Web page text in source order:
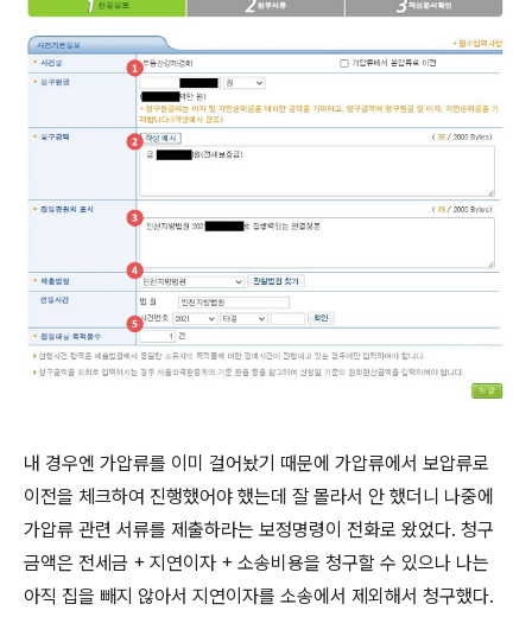
내 경우엔 가압류를 이미 걸어놨기 때문에 가압류에서 보압류로
이전을 체크하여 진행했어야 했는데 잘 몰라서 안 했더니 나중에
가압류 관련 서류를 제출하라는 보정명령이 전화로 왔었다. 청구
금액은 전세금 + 지연이자 + 소송비용을 청구할 수 있으나 나는
아직 집을 빼지 않아서 지연이자를 소송에서 제외해서 청구했다.